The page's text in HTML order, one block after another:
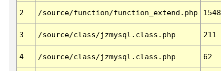
2 /source/function/function_extend.php 1548
3 /source/class/jzmysql.class.php 211
4 /source/class/jzmysql.class.php 62